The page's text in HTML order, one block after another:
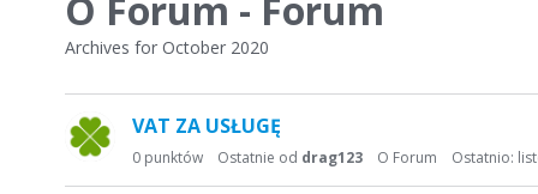
Archives for October 2020
t
VAT ZA USŁUGĘ
0 punktów Ostatnie od drag123 Ostatnio:
O Forum